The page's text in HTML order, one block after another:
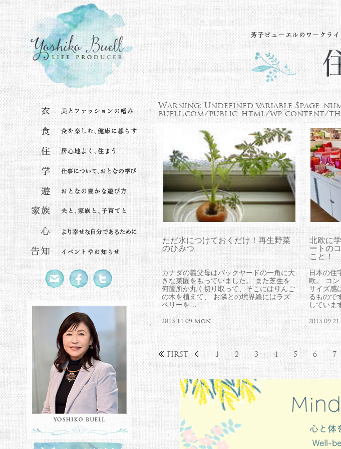
Warning: Undefined variable
buell.com/public_html/wp-content/
ただ水につけておくだけ！再生野菜
のひみつ
カナダの義父母はバックヤードの一角に大
きな菜園をもっていました。 また芝生を
何箇所か丸く切り取って、そこにはりんご
の木を植えて、 お隣との境界線にはラズ
ベリーを…
2015.11.09 Mon
北欧に
ートの
こと！
日本の住
欧。 コ
サイズ感
るもので
してい
FIRST 1 2 3 4 5 6 7